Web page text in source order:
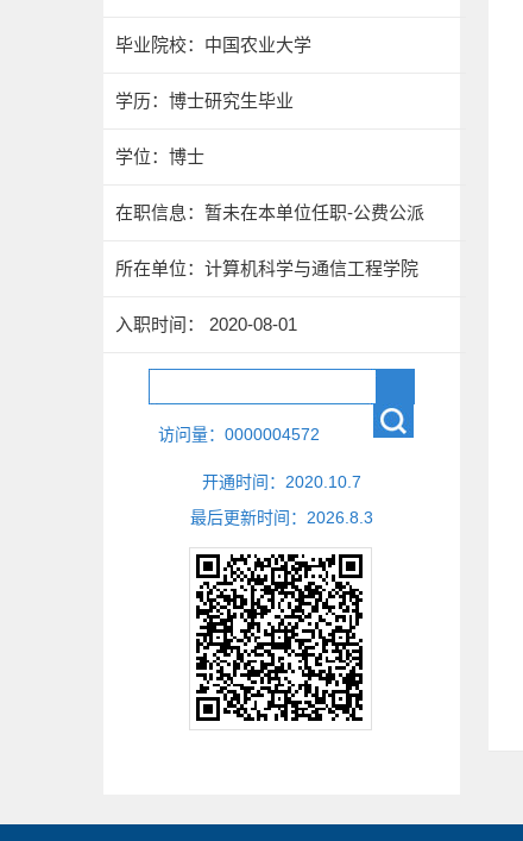
毕业院校：中国农业大学
学历：博士研究生毕业
学位：博士
在职信息：暂未在本单位任职-公费公派
所在单位：计算机科学与通信工程学院
入职时间： 2020-08-01
访问量： 0000004572
开通时间： 2020 10 7
最后更新时间： 2026 8 3